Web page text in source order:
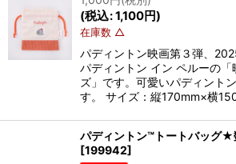
(税込:1,100円)
在庫数 △
パディントン映画第３弾、
パディントン イン ペルーの「
ズ」です。可愛いパディント
す。 サイズ：縦170mm×横
パディントン™トートバッグ
[199942]